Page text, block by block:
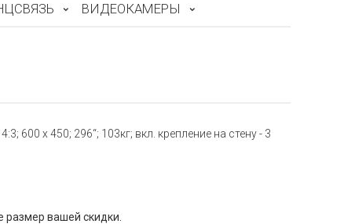
ВИДЕОКАМЕРЫ
600 x 450; 296“; 103кг; вкл. крепление на стену - 3
размер вашей скидки.